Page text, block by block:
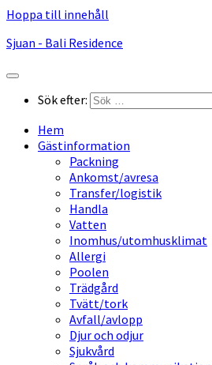
Hoppa till innehåll
Sjuan - Bali Residence
Sök efter:
Hem
Gästinformation
Packning
Ankomst/avresa
Transfer/logistik
Handla
Vatten
Inomhus/utomhusklimat
Allergi
Poolen
Trädgård
Tvätt/tork
Avfall/avlopp
Djur och odjur
Sjukvård